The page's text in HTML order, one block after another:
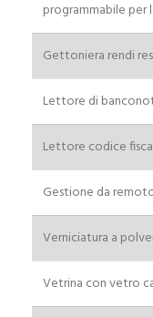
programmabile
Gettoniera rendi
Lettore di
Lettore codice
Gestione da
Verniciatura a
Vetrina con vetro
Nome
Email*
Telefono
Indirizzo